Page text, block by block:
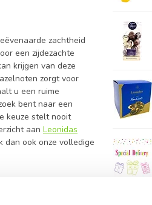
zachtheid
een zijdezachte
krijgen van deze
zorgt voor
u een ruime
bent naar een
keuze stelt nooit
aan Leonidas
dan ook onze volledige